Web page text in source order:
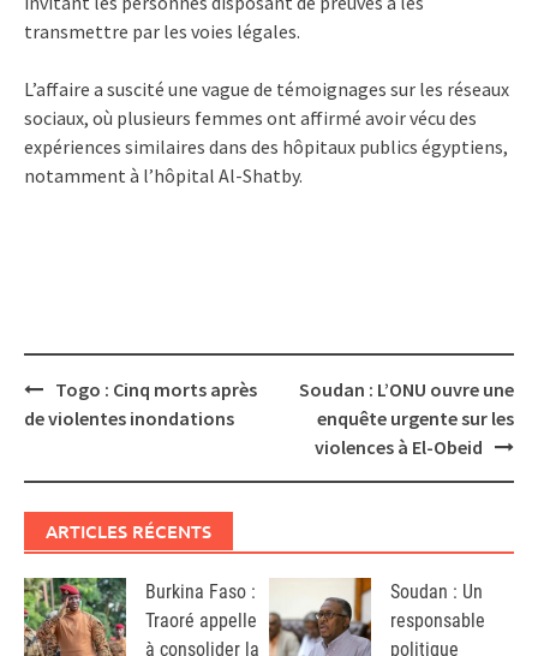
transmettre par les voies légales.
L’affaire a suscité une vague de témoignages sur les réseaux
sociaux, où plusieurs femmes ont affirmé avoir vécu des
expériences similaires dans des hôpitaux publics égyptiens,
notamment à l’hôpital Al-Shatby.
Post
navigation
Togo : Cinq morts après
de violentes inondations
Soudan : L’ONU ouvre une
enquête urgente sur les
violences à El-Obeid
ARTICLES RÉCENTS
Burkina Faso :
Traoré appelle
à consolider la
Soudan : Un
responsable
politique